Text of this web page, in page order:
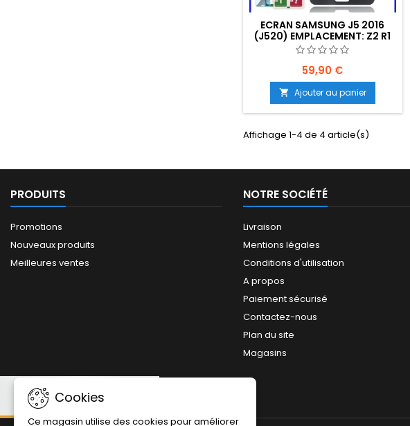
ECRAN SAMSUNG J5 2016
(J520) EMPLACEMENT: Z2 R1
E6
59,90 €
 Ajouter au panier
Affichage 1-4 de 4 article(s)
PRODUITS
Promotions
Nouveaux produits
Meilleures ventes
NOTRE SOCIÉTÉ
Livraison
Mentions légales
Conditions d'utilisation
A propos
Paiement sécurisé
Contactez-nous
Plan du site
Magasins
Cookies
Ce magasin utilise des cookies pour améliorer